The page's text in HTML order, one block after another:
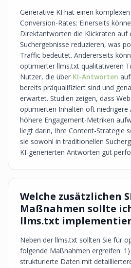
Generative KI hat einen
Conversion-Rates: Einerseits
Direktantworten die Klickraten auf
Suchergebnisse reduzieren, was
Traffic bedeutet. Andererseits
optimierter llms.txt qualitativeren
Nutzer, die über KI-Antworten
bereits präqualifiziert sind und
erwartet. Studien zeigen, dass
optimierten Inhalten oft niedrigere
höhere Engagement-Metriken
liegt darin, Ihre Content-Strategie
sie sowohl in traditionellen
KI-generierten Antworten gut
Welche zusätzlichen
Maßnahmen sollte
llms.txt
Neben der llms.txt sollten Sie für
folgende Maßnahmen ergreifen:
strukturierte Daten mit